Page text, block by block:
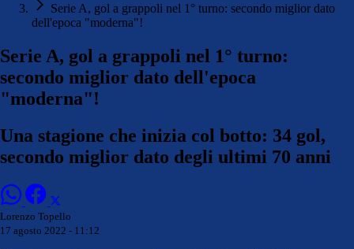
Serie A, gol a grappoli nel 1° turno: secondo miglior dato
dell'epoca "moderna"!
Serie A, gol a grappoli nel 1° turno:
secondo miglior dato dell'epoca
"moderna"!
Una stagione che inizia col botto: 34 gol,
secondo miglior dato degli ultimi 70 anni
Lorenzo Topello
17 agosto 2022 - 11:12